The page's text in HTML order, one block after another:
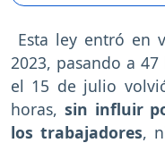
Esta ley entró en
2023, pasando a
el 15 de julio
horas, sin influir
los trabajadores,